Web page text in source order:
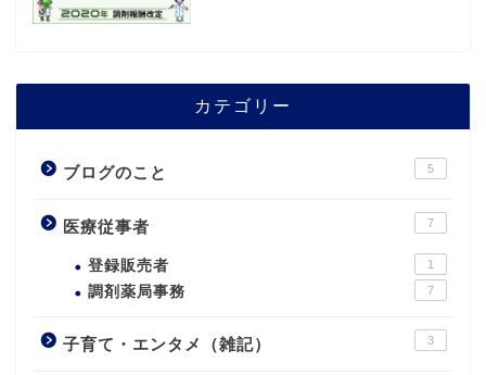
カテゴリー
ブログのこと 5
医療従事者 7
登録販売者 1
調剤薬局事務 7
子育て・エンタメ（雑記） 3